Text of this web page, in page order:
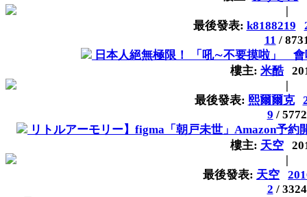
最後發表: k8188219
11 /
日本人絕無極限！ 「吼∼不要摸啦」 會
樓主: 米酷
最後發表: 熙爾爾克
9 / 5772
リトルアーモリー】figma「朝戸未世」Amazon予
樓主: 天空
最後發表: 天空
2 / 3324